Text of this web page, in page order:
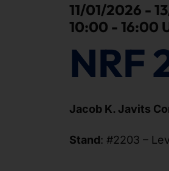
11/01/2026 -
10:00 - 16:00
NRF
Jacob K. Javits
Stand: #2203 –